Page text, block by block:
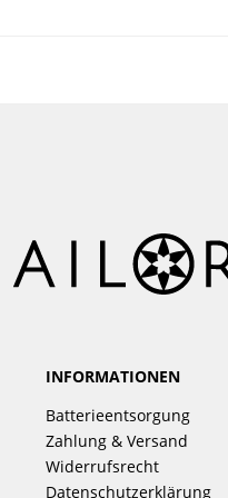
INFORMATIONEN
Batterieentsorgung
Zahlung & Versand
Widerrufsrecht
Datenschutzerklärung